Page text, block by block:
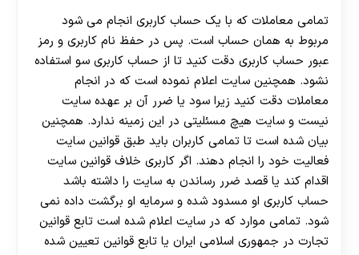
تمامی معاملات که با یک حساب کاربری انجام می شود
مربوط به همان حساب است. پس در حفظ نام کاربری و رمز
عبور حساب کاربری دقت کنید تا از حساب کاربری سو استفاده
نشود. همچنین سایت اعلام نموده است که در انجام
معاملات دقت کنید زیرا سود یا ضرر آن بر عهده سایت
نیست و سایت هیچ مسئلیتی در این زمینه ندارد. همچنین
بیان شده است تا تمامی کاربران باید طبق قوانین سایت
فعالیت خود را انجام دهند. اگر کاربری خلاف قوانین سایت
اقدام کند یا قصد ضرر رساندن به سایت را داشته باشد
حساب کاربری او مسدود شده و سرمایه او برگشت داده نمی
شود. تمامی موارد که در سایت اعلام شده است تابع قوانین
تجارت در جمهوری اسلامی ایران یا تابع قوانین تعیین شده